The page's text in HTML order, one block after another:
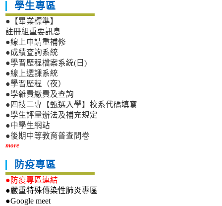
學生專區
●【畢業標準】
註冊組重要訊息
●線上申請重補修
●成績查詢系統
●學習歷程檔案系統(日)
●線上選課系統
●學習歷程（夜）
●學雜費繳費及查詢
●四技二專【甄選入學】校系代碼填寫
●學生評量辦法及補充規定
●中學生網站
●後期中等教育普查問卷
more
防疫專區
●防疫專區連結
●嚴重特殊傳染性肺炎專區
●Google meet